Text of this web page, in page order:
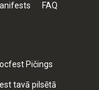
FAQ
Pičings
tavā pilsētā